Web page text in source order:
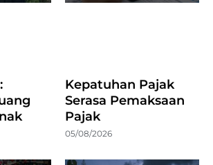
Kepatuhan Pajak
Serasa Pemaksaan
Pajak
05/08/2026